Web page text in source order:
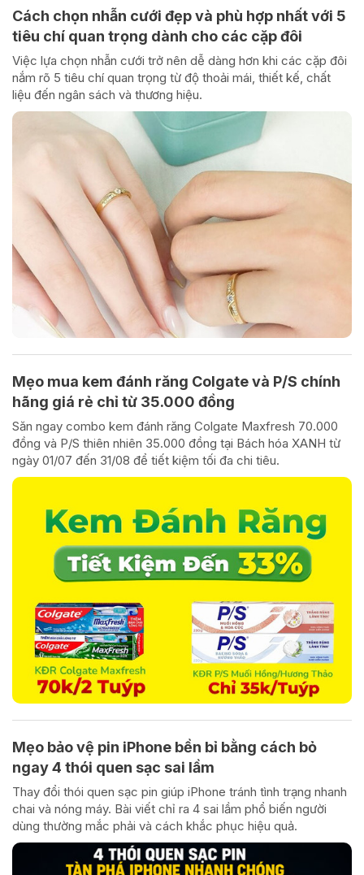
Cách chọn nhẫn cưới đẹp và phù hợp nhất với 5
tiêu chí quan trọng dành cho các cặp đôi
Việc lựa chọn nhẫn cưới trở nên dễ dàng hơn khi các cặp đôi
nắm rõ 5 tiêu chí quan trọng từ độ thoải mái, thiết kế, chất
liệu đến ngân sách và thương hiệu.
Mẹo mua kem đánh răng Colgate và P/S chính
hãng giá rẻ chỉ từ 35.000 đồng
Săn ngay combo kem đánh răng Colgate Maxfresh 70.000
đồng và P/S thiên nhiên 35.000 đồng tại Bách hóa XANH từ
ngày 01/07 đến 31/08 để tiết kiệm tối đa chi tiêu.
Mẹo bảo vệ pin iPhone bền bỉ bằng cách bỏ
ngay 4 thói quen sạc sai lầm
Thay đổi thói quen sạc pin giúp iPhone tránh tình trạng nhanh
chai và nóng máy. Bài viết chỉ ra 4 sai lầm phổ biến người
dùng thường mắc phải và cách khắc phục hiệu quả.